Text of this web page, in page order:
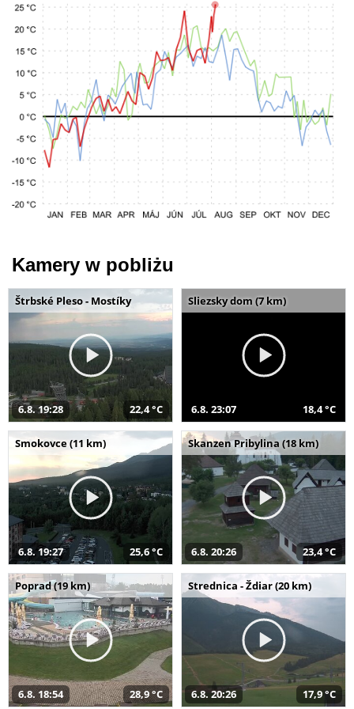
Kamery w pobliżu
Štrbské Pleso - Mostíky
6.8. 19:28 22,4 °C
Sliezsky dom (7 km)
6.8. 23:07 18,4 °C
Smokovce (11 km)
6.8. 19:27 25,6 °C
Skanzen Pribylina (18 km)
6.8. 20:26 23,4 °C
Poprad (19 km)
6.8. 18:54 28,9 °C
Strednica - Ždiar (20 km)
6.8. 20:26 17,9 °C